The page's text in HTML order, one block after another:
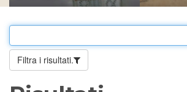
Filtra i risultati.